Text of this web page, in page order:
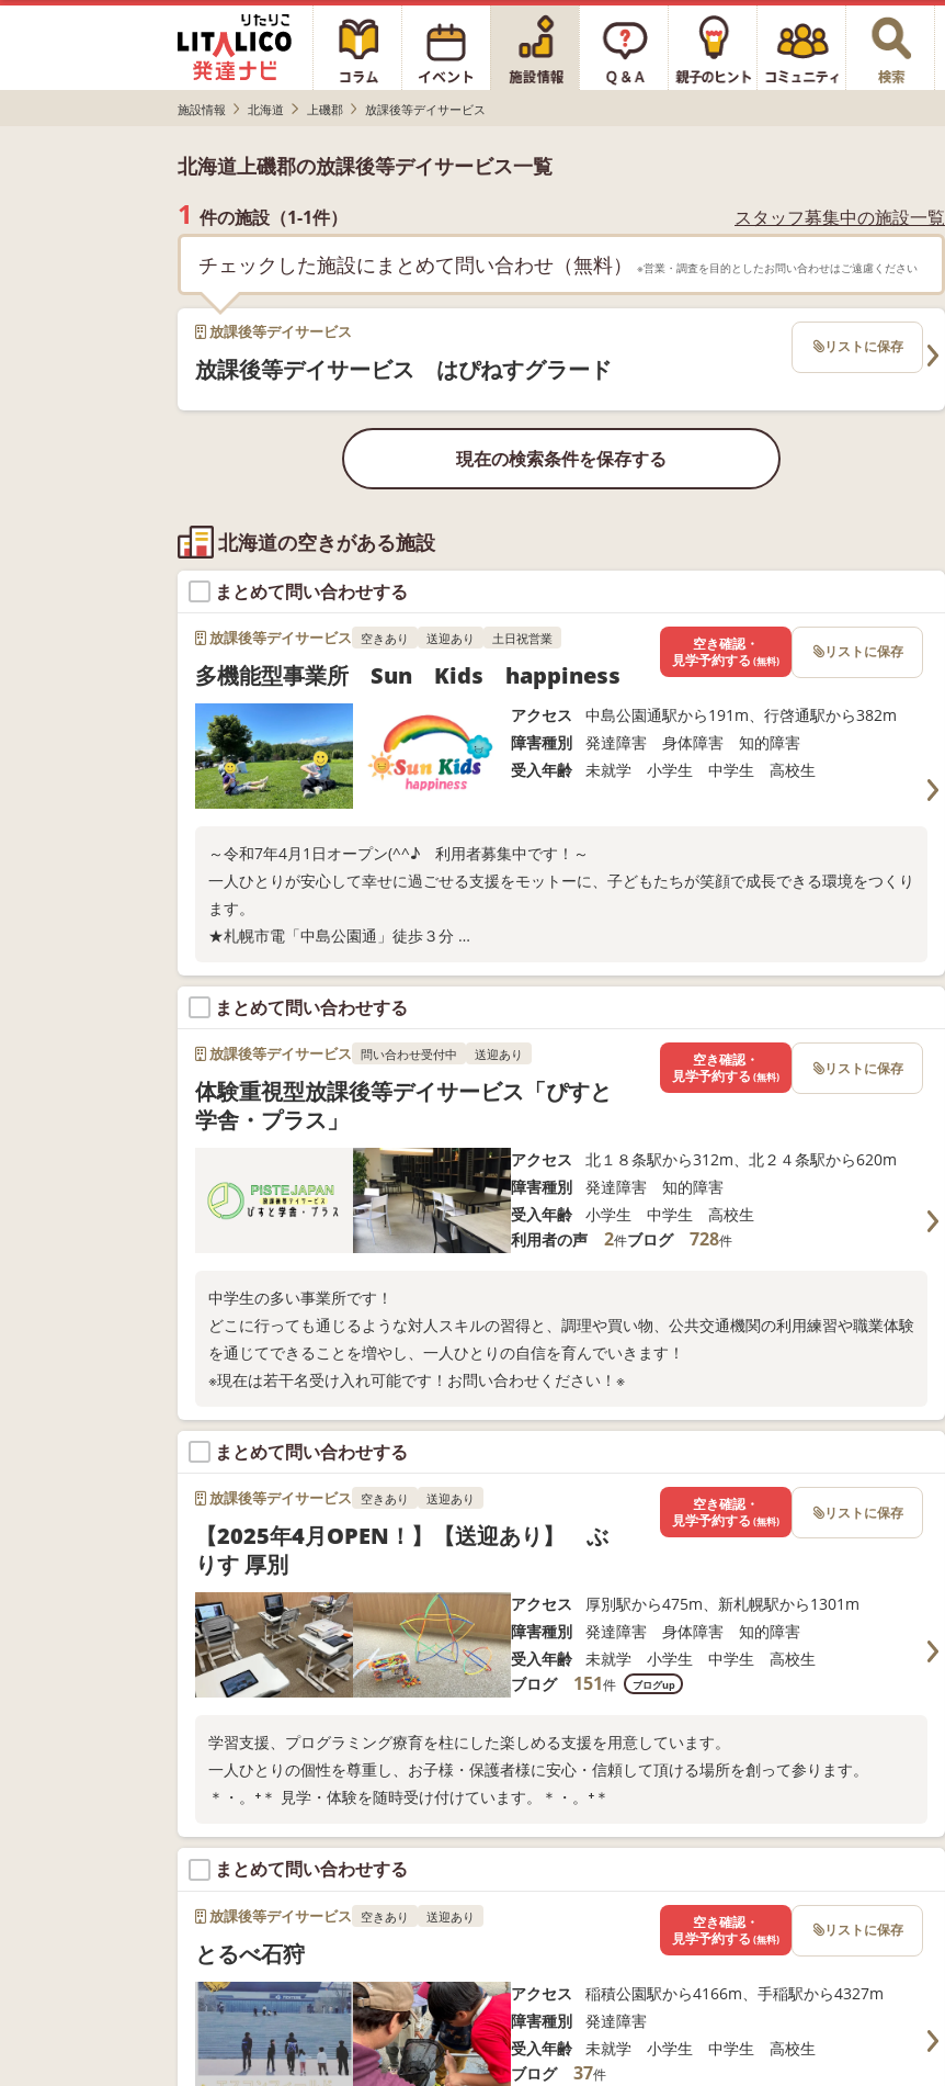
施設情報 北海道 上磯郡 放課後等デイサービス
北海道上磯郡の放課後等デイサービス一覧
1 件の施設（1-1件） スタッフ募集中の施設一覧
チェックした施設にまとめて問い合わせ（無料） ※営業・調査を目的としたお問い合わせはご遠慮ください
放課後等デイサービス
放課後等デイサービス はぴねすグラード
リストに保存
現在の検索条件を保存する
北海道の空きがある施設
まとめて問い合わせする
放課後等デイサービス 空きあり 送迎あり 土日祝営業
多機能型事業所 Sun Kids happiness
アクセス
中島公園通駅から191m、行啓通駅から382m
障害種別
発達障害 身体障害 知的障害
受入年齢
未就学 小学生 中学生 高校生
～令和7年4月1日オープン(^^♪ 利用者募集中です！～
一人ひとりが安心して幸せに過ごせる支援をモットーに、子どもたちが笑顔で成長できる環境をつくり
ます。
★札幌市電「中島公園通」徒歩３分
空き確認・
見学予約する (無料) リストに保存
まとめて問い合わせする
放課後等デイサービス 問い合わせ受付中 送迎あり
体験重視型放課後等デイサービス「ぴすと
学舎・プラス」
アクセス
北１８条駅から312m、北２４条駅から620m
障害種別
発達障害 知的障害
受入年齢
小学生 中学生 高校生
利用者の声
2件ブログ 728件
中学生の多い事業所です！
どこに行っても通じるような対人スキルの習得と、調理や買い物、公共交通機関の利用練習や職業体験
を通じてできることを増やし、一人ひとりの自信を育んでいきます！
※現在は若干名受け入れ可能です！お問い合わせください！※
空き確認・
見学予約する (無料) リストに保存
まとめて問い合わせする
放課後等デイサービス 空きあり 送迎あり
【2025年4月OPEN！】【送迎あり】 ぶ
りす 厚別
アクセス
厚別駅から475m、新札幌駅から1301m
障害種別
発達障害 身体障害 知的障害
受入年齢
未就学 小学生 中学生 高校生
ブログ
151件 ブログup
学習支援、プログラミング療育を柱にした楽しめる支援を用意しています。
一人ひとりの個性を尊重し、お子様・保護者様に安心・信頼して頂ける場所を創って参ります。
＊・。⁺＊ 見学・体験を随時受け付けています。＊・。⁺＊
空き確認・
見学予約する (無料) リストに保存
まとめて問い合わせする
放課後等デイサービス 空きあり 送迎あり
とるべ石狩
アクセス
稲積公園駅から4166m、手稲駅から4327m
障害種別
発達障害
受入年齢
未就学 小学生 中学生 高校生
ブログ
37件
空き確認・
見学予約する (無料) リストに保存